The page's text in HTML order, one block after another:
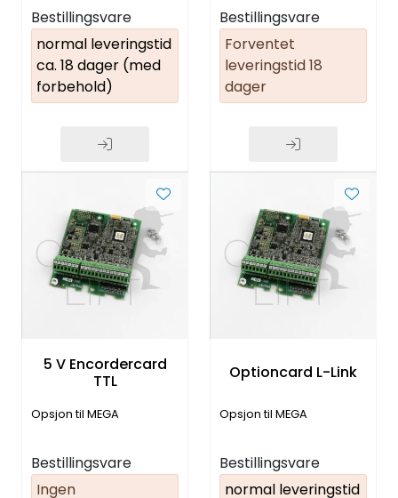
Bestillingsvare
normal leveringstid
ca. 18 dager (med
forbehold)
Bestillingsvare
Forventet
leveringstid 18
dager
5 V Encordercard
TTL
Opsjon til MEGA
Bestillingsvare
Ingen
Optioncard L-Link
Opsjon til MEGA
Bestillingsvare
normal leveringstid